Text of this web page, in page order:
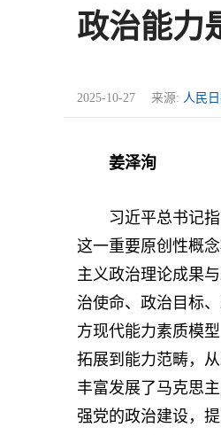
政治能力
2025-10-27 来源: 人民
姜泽洵
习近平总书记指
这一重要原创性概
主义政治理论成果
治使命、政治目标
方现代能力素质模
拓展到能力范畴，
丰富发展了马克思
强党的政治建设，